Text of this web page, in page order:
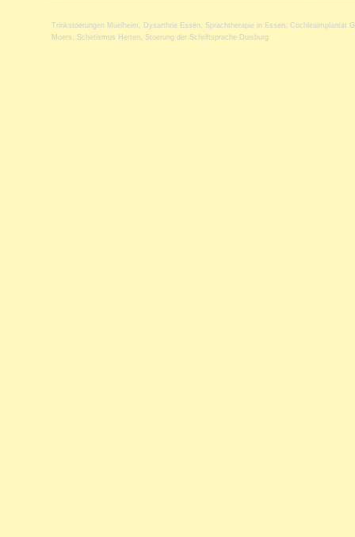
Trinkstoerungen Muelheim , Dysarthrie Essen , Sprachtherapie in Essen , Cochleaimplantat
Moers , Schetismus Herten , Stoerung der Schriftsprache Duisburg